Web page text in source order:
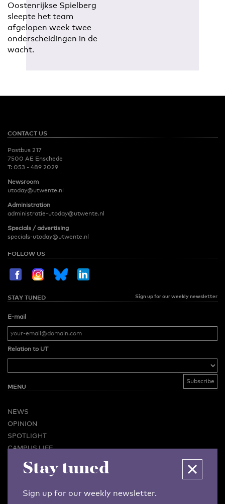
Oostenrijkse Spielberg
sleepte het team
afgelopen week twee
onderscheidingen in de
wacht.
CONTACT US
Postbus 217
7500 AE Enschede
T: 053 - 489 2029
Newsroom
utoday@utwente.nl
Administration
administratie-utoday@utwente.nl
Specials / advertising
specials-utoday@utwente.nl
FOLLOW US
STAY TUNED Sign up for our weekly newsletter
E-mail
Relation to UT
MENU
NEWS
OPINION
SPOTLIGHT
CAMPUS LIFE
BUSINESS & CAREER
Stay tuned
Sign up for our weekly newsletter.